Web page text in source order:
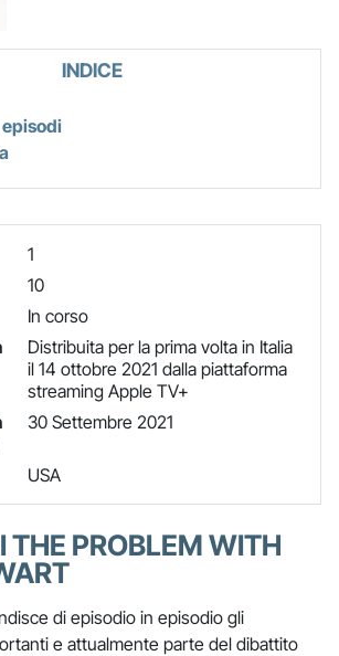
INDICE
1
10
In corso
Distribuita per la prima volta in Italia
il 14 ottobre 2021 dalla piattaforma
streaming Apple TV+
30 Settembre 2021
USA
THE PROBLEM WITH
di episodio in episodio gli
e attualmente parte del dibattito